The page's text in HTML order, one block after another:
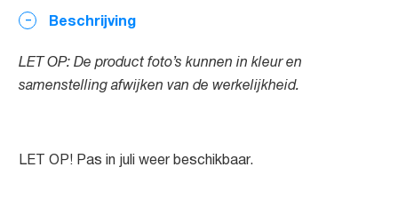
Beschrijving
LET OP: De product foto’s kunnen in kleur en
samenstelling afwijken van de werkelijkheid.
LET OP! Pas in juli weer beschikbaar.